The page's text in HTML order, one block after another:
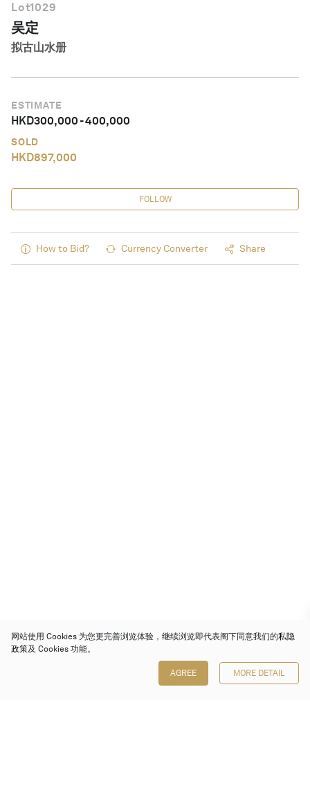
Lot1029
吴定
拟古山水册
ESTIMATE
HKD300,000-400,000
SOLD
HKD897,000
FOLLOW
How to Bid? Currency Converter Share
网站使用 Cookies 为您更完善浏览体验，继续浏览即代表阁下同意我们的私隐
政策及 Cookies 功能。
AGREE MORE DETAIL